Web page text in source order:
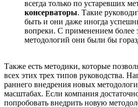
всегда только по устаревших
консерваторы. Такие
быть и они даже иногда
вопреки. С применением более
методологий они были бы
Также есть методики, которые
всех этих трех типов руководства.
раннего внедрения новых
масштабах. Если компания
попробовать внедрить новую